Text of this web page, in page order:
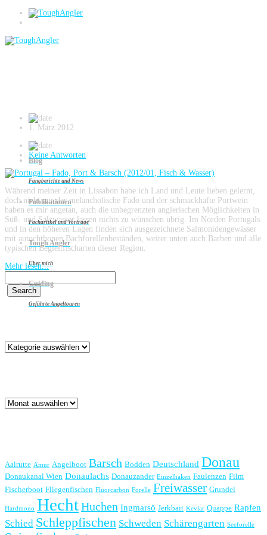
Blog
Fangberichte und News
Publikationen
Fachartikel und Vorträge
Tough Angler
Über mich
Guiding
Geführte Angeltouren
Portugal
1. März 2012
Keine Antworten
Während meiner Zeit in Lissabon habe ich Land und Leute lieben gelernt,
doch nicht nur der melancholische Fado und der schmackhafte Portwein
haben es mir angetan, auch die unbegrenzten anglerischen Möglichkeiten in
Süß- und Salzwasser lassen nichts zu wünschen übrig. Im Norden Portugals
und in den höheren Lagen finden sich ausgezeichnete Salmonidengewässer
mit autochthonen Bachforellenbeständen, weiter unten auch Barben und alle
typischen Begleitfischarten dieser Region.
Mehr lesen...
Kategorien
Archiv
Aalrutte Amur Angelboot Barsch Bodden Deutschland Donau
Donaukanal Wien Donaulachs Donauzander Einzelhaken Faulenzen Film
Fischerboot Fliegenfischen Fluorcarbon Forelle Freiwasser Grundel
Hardmono HechtHuchen Ingmarsö Jerkbait Kevlar Quappe Rapfen
Schied Schleppfischen Schweden Schärengarten Seeforelle